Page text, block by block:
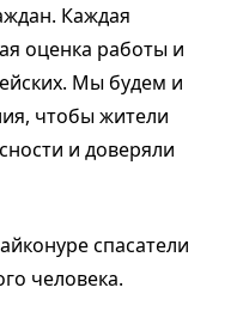
Каждая
оценка работы и
Мы будем и
чтобы жители
и доверяли
спасатели
человека.